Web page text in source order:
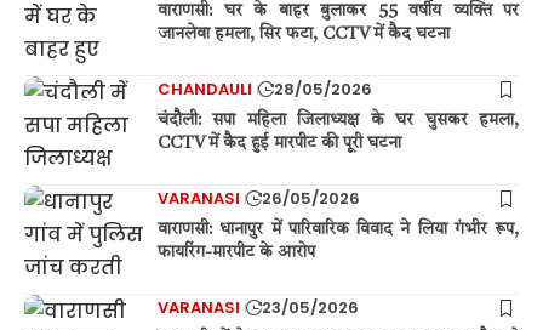
वाराणसी: घर के बाहर बुलाकर 55 वर्षीय व्यक्ति पर
जानलेवा हमला, सिर फटा, CCTV में कैद घटना
CHANDAULI 28/05/2026
चंदौली: सपा महिला जिलाध्यक्ष के घर घुसकर हमला,
CCTV में कैद हुई मारपीट की पूरी घटना
VARANASI 26/05/2026
वाराणसी: धानापुर में पारिवारिक विवाद ने लिया गंभीर रूप,
फायरिंग-मारपीट के आरोप
VARANASI 23/05/2026